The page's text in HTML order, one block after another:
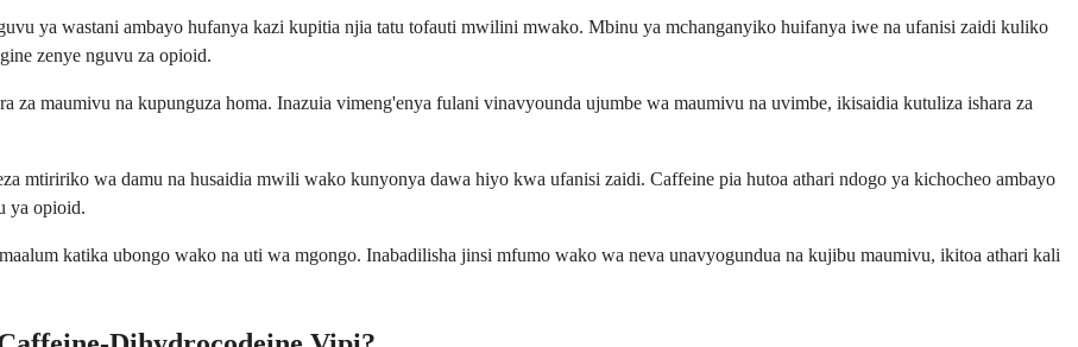
ya wastani ambayo hufanya kazi kupitia njia tatu tofauti mwilini mwako. Mbinu ya mchanganyiko huifanya iwe na ufanisi zaidi kuliko
zenye nguvu za opioid.
za maumivu na kupunguza homa. Inazuia vimeng'enya fulani vinavyounda ujumbe wa maumivu na uvimbe, ikisaidia kutuliza ishara za
mtiririko wa damu na husaidia mwili wako kunyonya dawa hiyo kwa ufanisi zaidi. Caffeine pia hutoa athari ndogo ya kichocheo ambayo
ya opioid.
katika ubongo wako na uti wa mgongo. Inabadilisha jinsi mfumo wako wa neva unavyogundua na kujibu maumivu, ikitoa athari kali